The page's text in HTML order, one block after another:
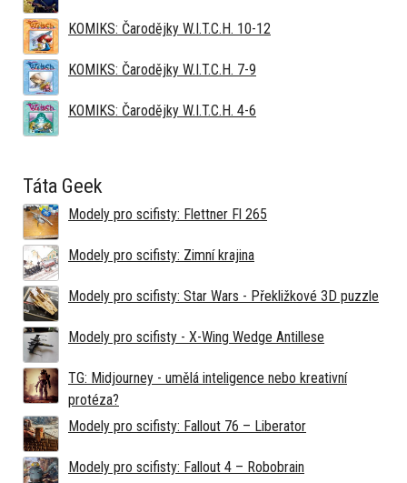
KOMIKS: Čarodějky W.I.T.C.H. 10-12
KOMIKS: Čarodějky W.I.T.C.H. 7-9
KOMIKS: Čarodějky W.I.T.C.H. 4-6
Táta Geek
Modely pro scifisty: Flettner Fl 265
Modely pro scifisty: Zimní krajina
Modely pro scifisty: Star Wars - Překližkové 3D puzzle
Modely pro scifisty - X-Wing Wedge Antillese
TG: Midjourney - umělá inteligence nebo kreativní
protéza?
Modely pro scifisty: Fallout 76 –⁠ Liberator
Modely pro scifisty: Fallout 4 –⁠ Robobrain